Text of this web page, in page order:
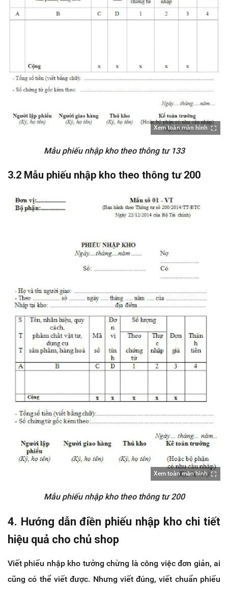
Xem toàn màn hình
Mẫu phiếu nhập kho theo thông tư 133
3.2 Mẫu phiếu nhập kho theo thông tư 200
Xem toàn màn hình
Mẫu phiếu nhập kho theo thông tư 200
4. Hướng dẫn điền phiếu nhập kho chi tiết
hiệu quả cho chủ shop
Viết phiếu nhập kho tưởng chừng là công việc đơn giản, ai
cũng có thể viết được. Nhưng viết đúng, viết chuẩn phiếu